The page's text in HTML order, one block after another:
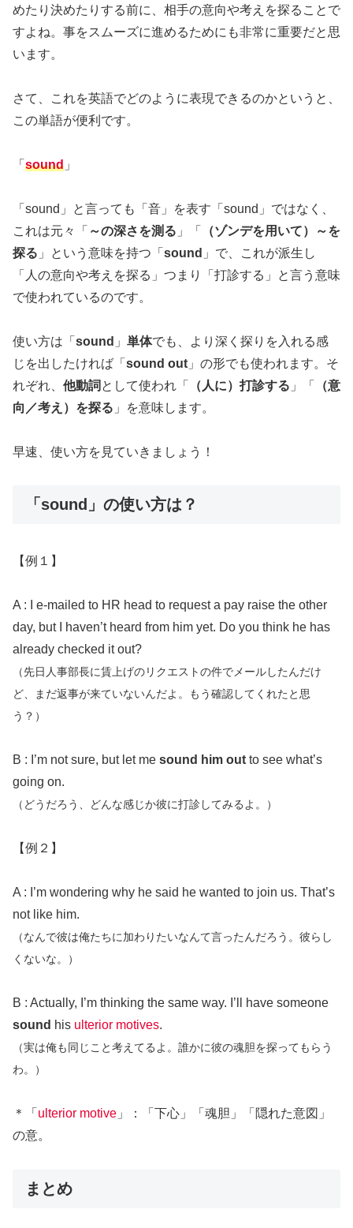
めたり決めたりする前に、相手の意向や考えを探ることで
すよね。事をスムーズに進めるためにも非常に重要だと思
います。
さて、これを英語でどのように表現できるのかというと、
この単語が便利です。
「 sound 」
「sound」と言っても「音」を表す「sound」ではなく、
これは元々「 ～の深さを測る 」「
（ゾンデを用いて）～を
探る 」という意味を持つ「 sound 」で、これが派生し
「人の意向や考えを探る」つまり「打診する」と言う意味
で使われているのです。
使い方は「 sound 」 単体でも、より深く探りを入れる感
じを出したければ「 sound out 」の形でも使われます。そ
れぞれ、 他動詞 として使われ「 （人に）打診する 」「
（意
向／考え）を探る 」を意味します。
早速、使い方を見ていきましょう！
「sound」の使い方は？
【例１】
A : I e-mailed to HR head to request a pay raise the other
day, but I haven’t heard from him yet. Do you think he has
already checked it out?
（先日人事部長に賃上げのリクエストの件でメールしたんだけ
ど、まだ返事が来ていないんだよ。もう確認してくれたと思
う？）
B : I’m not sure, but let me sound him out to see what’s
going on.
（どうだろう、どんな感じか彼に打診してみるよ。）
【例２】
A : I’m wondering why he said he wanted to join us. That’s
not like him.
（なんで彼は俺たちに加わりたいなんて言ったんだろう。彼らし
くないな。）
B : Actually, I’m thinking the same way. I’ll have someone
sound his ulterior motives.
（実は俺も同じこと考えてるよ。誰かに彼の魂胆を探ってもらう
わ。）
＊「 ulterior motive 」：「下心」「魂胆」「隠れた意図」
の意。
まとめ